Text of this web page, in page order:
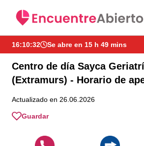
16:10:33 Se abre en 15 h 49 mins
Centro de día Sayca
(Extramurs) - Horario de
Actualizado en 26.06.2026
Guardar